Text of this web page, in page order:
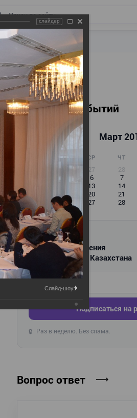
Календарь событий
Март
ВТ СР ЧТ
26 27 28
5 6 7
13 14
19 20 21
25
26 27 28
РАССЫЛКА
Новости и изменения
для бухгалтеров Казахстана
Введите ваш e-mail
Подписаться на
🔒 Раз в неделю. Без спама.
Вопрос ответ
слайдер
Слайд-шоу: